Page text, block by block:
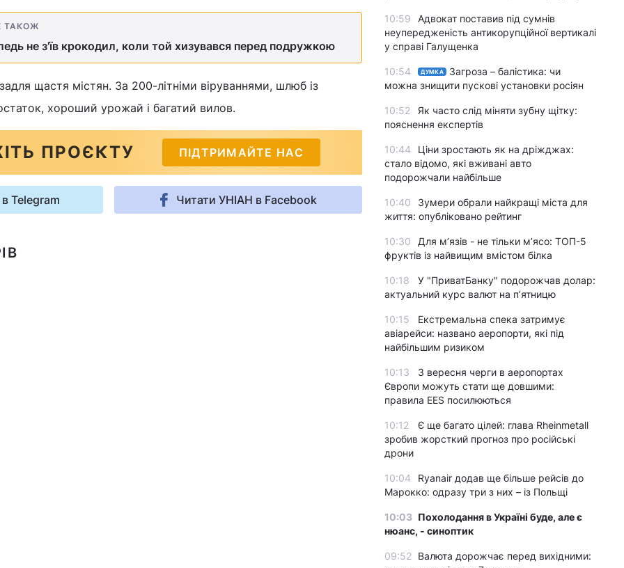
ТАКОЖ
не з'їв крокодил, коли той хизувався перед подружкою
щастя містян. За 200-літніми віруваннями, шлюб із
хороший урожай і багатий вилов.
ПРОЄКТУ ПІДТРИМАЙТЕ НАС
Telegram Читати УНІАН в Facebook
10:59
Адвокат поставив під сумнів
неупередженість антикорупційної вертикалі
у справі Галущенка
10:54 ДУМКА
Загроза – балістика: чи
можна знищити пускові установки росіян
10:52
Як часто слід міняти зубну щітку:
пояснення експертів
10:44
Ціни зростають як на дріжджах:
стало відомо, які вживані авто
подорожчали найбільше
10:40
Зумери обрали найкращі міста для
життя: опубліковано рейтинг
10:30
Для м’язів - не тільки м’ясо: ТОП-5
фруктів із найвищим вмістом білка
10:18
У "ПриватБанку" подорожчав долар:
актуальний курс валют на п’ятницю
10:15
Екстремальна спека затримує
авіарейси: названо аеропорти, які під
найбільшим ризиком
10:13
З вересня черги в аеропортах
Європи можуть стати ще довшими:
правила EES посилюються
10:12
Є ще багато цілей: глава Rheinmetall
зробив жорсткий прогноз про російські
дрони
10:04
Ryanair додав ще більше рейсів до
Марокко: одразу три з них – із Польщі
10:03 Похолодання в Україні буде, але є
нюанс, - синоптик
09:52
Валюта дорожчає перед вихідними: